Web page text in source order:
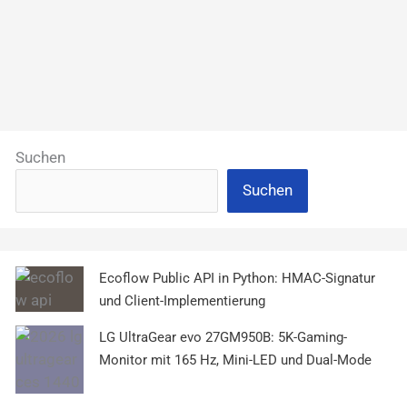
Suchen
Suchen
Ecoflow Public API in Python: HMAC-Signatur
und Client-Implementierung
LG UltraGear evo 27GM950B: 5K-Gaming-
Monitor mit 165 Hz, Mini-LED und Dual-Mode